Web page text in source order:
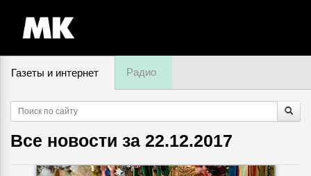
Газеты и интернет Радио
Все новости за 22.12.2017